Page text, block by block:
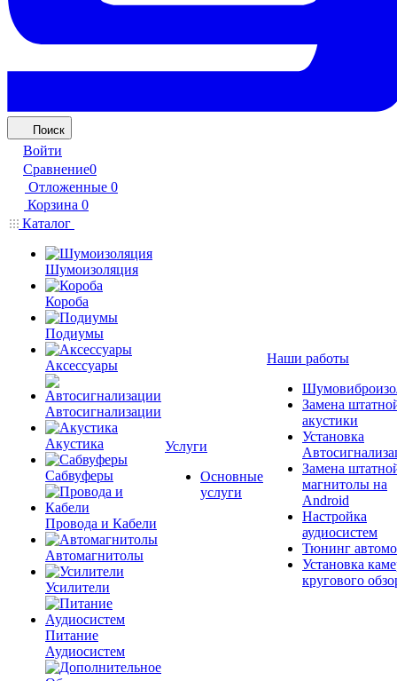
Поиск
Войти
Сравнение0
Отложенные 0
Корзина 0
Каталог
Шумоизоляция
Короба
Подиумы
Аксессуары
Автосигнализации
Акустика
Сабвуферы
Провода и Кабели
Автомагнитолы
Усилители
Питание
Аудиосистем
Услуги
Основные
услуги
Наши работы
Замена
акустики
Установка
Замена
магнитолы на
Android
Настройка
аудиосистем
Тюнинг
Установка
кругового